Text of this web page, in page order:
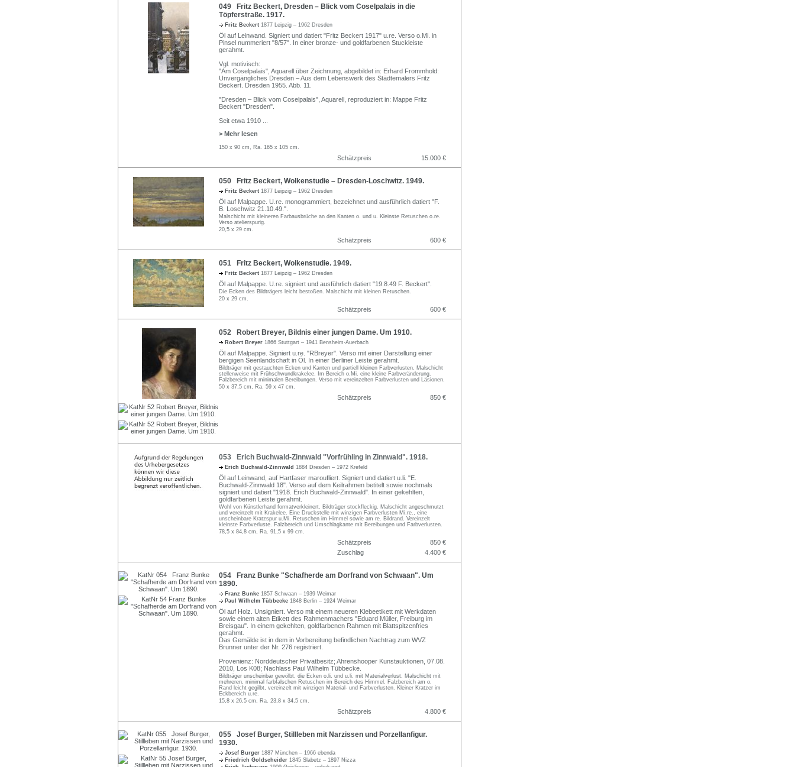
049 Fritz Beckert, Dresden – Blick vom Coselpalais in die
Töpferstraße. 1917.
Fritz Beckert 1877 Leipzig – 1962 Dresden
Öl auf Leinwand. Signiert und datiert "Fritz Beckert 1917" u.re. Verso o.Mi. in
Pinsel nummeriert "8/57". In einer bronze- und goldfarbenen Stuckleiste
gerahmt.
Vgl. motivisch:
"Am Coselpalais", Aquarell über Zeichnung, abgebildet in: Erhard Frommhold:
Unvergängliches Dresden – Aus dem Lebenswerk des Städtemalers Fritz
Beckert. Dresden 1955. Abb. 11.
"Dresden – Blick vom Coselpalais", Aquarell, reproduziert in: Mappe Fritz
Beckert "Dresden".
Seit etwa 1910
> Mehr lesen
150 x 90 cm, Ra. 165 x 105 cm.
Schätzpreis 15.000 €
050 Fritz Beckert, Wolkenstudie – Dresden-Loschwitz. 1949.
Fritz Beckert 1877 Leipzig – 1962 Dresden
Öl auf Malpappe. U.re. monogrammiert, bezeichnet und ausführlich datiert "F.
B. Loschwitz 21.10.49.".
Malschicht mit kleineren Farbausbrüche an den Kanten o. und u. Kleinste Retuschen o.re.
Verso atelierspurig.
20,5 x 29 cm.
Schätzpreis 600 €
051 Fritz Beckert, Wolkenstudie. 1949.
Fritz Beckert 1877 Leipzig – 1962 Dresden
Öl auf Malpappe. U.re. signiert und ausführlich datiert "19.8.49 F. Beckert".
Die Ecken des Bildträgers leicht bestoßen. Malschicht mit kleinen Retuschen.
20 x 29 cm.
Schätzpreis 600 €
052 Robert Breyer, Bildnis einer jungen Dame. Um 1910.
Robert Breyer 1866 Stuttgart – 1941 Bensheim-Auerbach
Öl auf Malpappe. Signiert u.re. "RBreyer". Verso mit einer Darstellung einer
bergigen Seenlandschaft in Öl. In einer Berliner Leiste gerahmt.
Bildträger mit gestauchten Ecken und Kanten und partiell kleinen Farbverlusten. Malschicht
stellenweise mit Frühschwundkrakelee. Im Bereich o.Mi. eine kleine Farbveränderung.
Falzbereich mit minimalen Bereibungen. Verso mit vereinzelten Farbverlusten und Läsionen.
50 x 37,5 cm, Ra. 59 x 47 cm.
Schätzpreis 850 €
053 Erich Buchwald-Zinnwald "Vorfrühling in Zinnwald". 1918.
Erich Buchwald-Zinnwald 1884 Dresden – 1972 Krefeld
Öl auf Leinwand, auf Hartfaser maroufliert. Signiert und datiert u.li. "E.
Buchwald-Zinnwald 18". Verso auf dem Keilrahmen betitelt sowie nochmals
signiert und datiert "1918. Erich Buchwald-Zinnwald". In einer gekehlten,
goldfarbenen Leiste gerahmt.
Wohl von Künstlerhand formatverkleinert. Bildträger stockfleckig. Malschicht angeschmutzt
und vereinzelt mit Krakelee. Eine Druckstelle mit winzigen Farbverlusten Mi.re., eine
unscheinbare Kratzspur u.Mi. Retuschen im Himmel sowie am re. Bildrand. Vereinzelt
kleinste Farbverluste. Falzbereich und Umschlagkante mit Bereibungen und Farbverlusten.
78,5 x 84,8 cm, Ra. 91,5 x 99 cm.
Schätzpreis
850 €
Zuschlag
4.400 €
054 Franz Bunke "Schafherde am Dorfrand von Schwaan". Um
1890.
Franz Bunke 1857 Schwaan – 1939 Weimar
Paul Wilhelm Tübbecke 1848 Berlin – 1924 Weimar
Öl auf Holz. Unsigniert. Verso mit einem neueren Klebeetikett mit Werkdaten
sowie einem alten Etikett des Rahmenmachers "Eduard Müller, Freiburg im
Breisgau". In einem gekehlten, goldfarbenen Rahmen mit Blattspitzenfries
gerahmt.
Das Gemälde ist in dem in Vorbereitung befindlichen Nachtrag zum WVZ
Brunner unter der Nr. 276 registriert.
Provenienz: Norddeutscher Privatbesitz; Ahrenshooper Kunstauktionen, 07.08.
2010, Los K08; Nachlass Paul Wilhelm Tübbecke.
Bildträger unscheinbar gewölbt, die Ecken o.li. und u.li. mit Materialverlust. Malschicht mit
mehreren, minimal farbfalschen Retuschen im Bereich des Himmel. Falzbereich am o.
Rand leicht gegilbt, vereinzelt mit winzigen Material- und Farbverlusten. Kleiner Kratzer im
Eckbereich u.re.
15,8 x 26,5 cm, Ra. 23,8 x 34,5 cm.
Schätzpreis 4.800 €
055 Josef Burger, Stillleben mit Narzissen und Porzellanfigur.
1930.
Josef Burger 1887 München – 1966 ebenda
Friedrich Goldscheider 1845 Slabetz – 1897 Nizza